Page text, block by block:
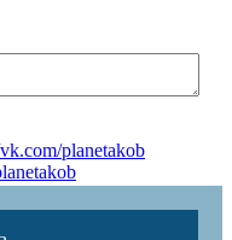
planetakob